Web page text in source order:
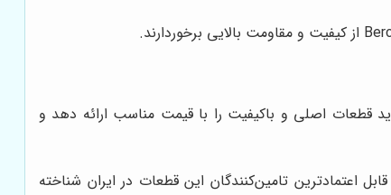
قطعات اصلی و باکیفیت را با قیمت مناسب ارائه دهد و
اعتمادترین تامین‌کنندگان این قطعات در ایران شناخته